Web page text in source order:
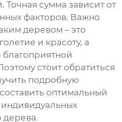
Точная сумма зависит от
факторов. Важно
деревом – это
и красоту, а
стоит обратиться
подробную
оптимальный
индивидуальных
дерева.